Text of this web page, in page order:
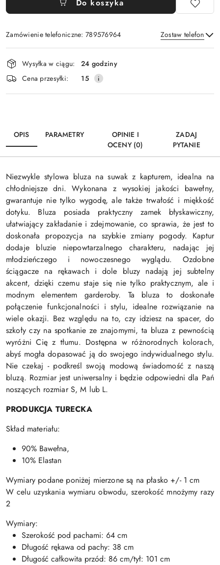
Do koszyka
Zamówienie telefoniczne: 789576964 Zostaw telefon
Wyślij
Dostępność
i
dostawa
Wysyłka w ciągu:
24 godziny
Cena przesyłki:
15
OPIS PARAMETRY
OPINIE I
OCENY (0)
ZADAJ
PYTANIE
Niezwykle stylowa bluza na suwak z kapturem, idealna na
chłodniejsze dni. Wykonana z wysokiej jakości bawełny,
gwarantuje nie tylko wygodę, ale także trwałość i miękkość
dotyku. Bluza posiada praktyczny zamek błyskawiczny,
ułatwiający zakładanie i zdejmowanie, co sprawia, że jest to
doskonała propozycja na szybkie zmiany pogody. Kaptur
dodaje bluzie niepowtarzalnego charakteru, nadając jej
młodzieńczego i nowoczesnego wyglądu. Ozdobne
ściągacze na rękawach i dole bluzy nadają jej subtelny
akcent, dzięki czemu staje się nie tylko praktycznym, ale i
modnym elementem garderoby. Ta bluza to doskonałe
połączenie funkcjonalności i stylu, idealne rozwiązanie na
wiele okazji. Bez względu na to, czy idziesz na spacer, do
szkoły czy na spotkanie ze znajomymi, ta bluza z pewnością
wyróżni Cię z tłumu. Dostępna w różnorodnych kolorach,
abyś mogła dopasować ją do swojego indywidualnego stylu.
Nie czekaj - podkreśl swoją modową świadomość z naszą
bluzą. Rozmiar jest uniwersalny i będzie odpowiedni dla Pań
noszących rozmiar S, M lub L.
PRODUKCJA TURECKA
Skład materiału:
90% Bawełna,
10% Elastan
Wymiary podane poniżej mierzone są na płasko +/- 1 cm
W celu uzyskania wymiaru obwodu, szerokość mnożymy razy
2
Wymiary:
Szerokość pod pachami: 64 cm
Długość rękawa od pachy: 38 cm
Długość całkowita przód: 86 cm/tył: 101 cm